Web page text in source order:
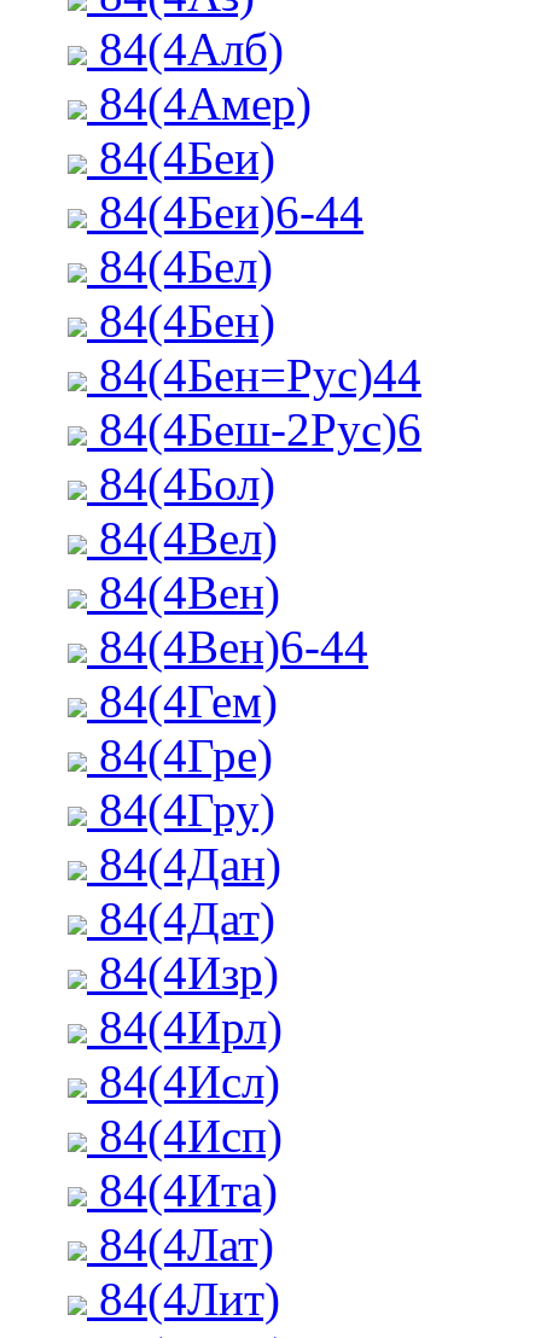
84(4Алб)
84(4Амер)
84(4Беи)
84(4Беи)6-44
84(4Бел)
84(4Бен)
84(4Бен=Рус)44
84(4Беш-2Рус)6
84(4Бол)
84(4Вел)
84(4Вен)
84(4Вен)6-44
84(4Гем)
84(4Гре)
84(4Гру)
84(4Дан)
84(4Дат)
84(4Изр)
84(4Ирл)
84(4Исл)
84(4Исп)
84(4Ита)
84(4Лат)
84(4Лит)